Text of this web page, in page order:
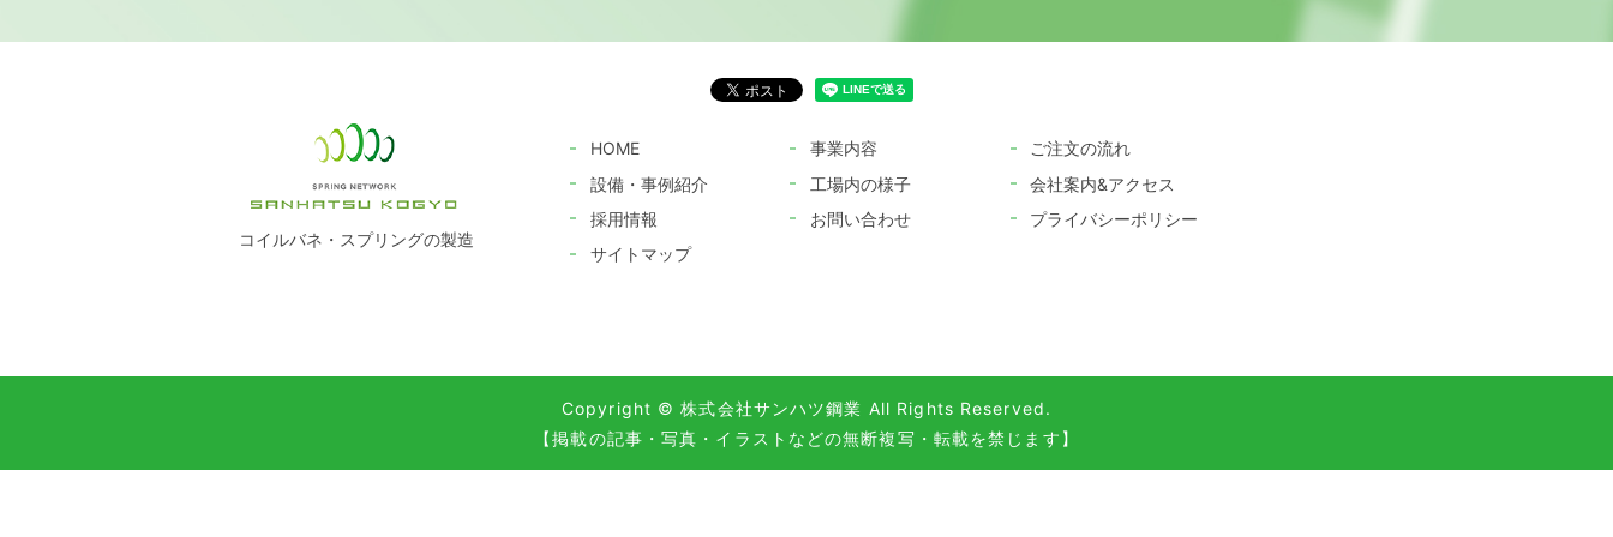
HOME 事業内容
ご注文の流れ
設備・事例紹介
工場内の様子
会社案内&アクセス
採用情報
お問い合わせ
プライバシーポリシー
サイトマップ
コイルバネ・スプリングの製造
Copyright © 株式会社サンハツ鋼業 All Rights Reserved.
【掲載の記事・写真・イラストなどの無断複写・転載を禁じます】